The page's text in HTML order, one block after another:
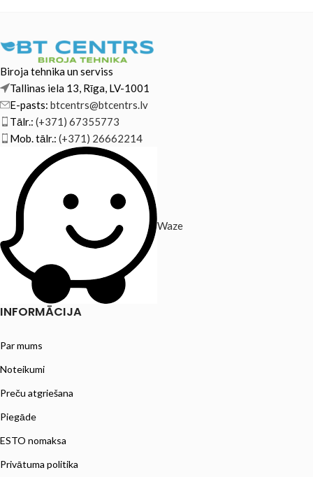
Biroja tehnika un serviss
Tallinas iela 13, Rīga, LV-1001
E-pasts: btcentrs@btcentrs.lv
Tālr.: (+371) 67355773
Mob. tālr.: (+371) 26662214
Waze
INFORMĀCIJA
Par mums
Noteikumi
Preču atgriešana
Piegāde
ESTO nomaksa
Privātuma politika